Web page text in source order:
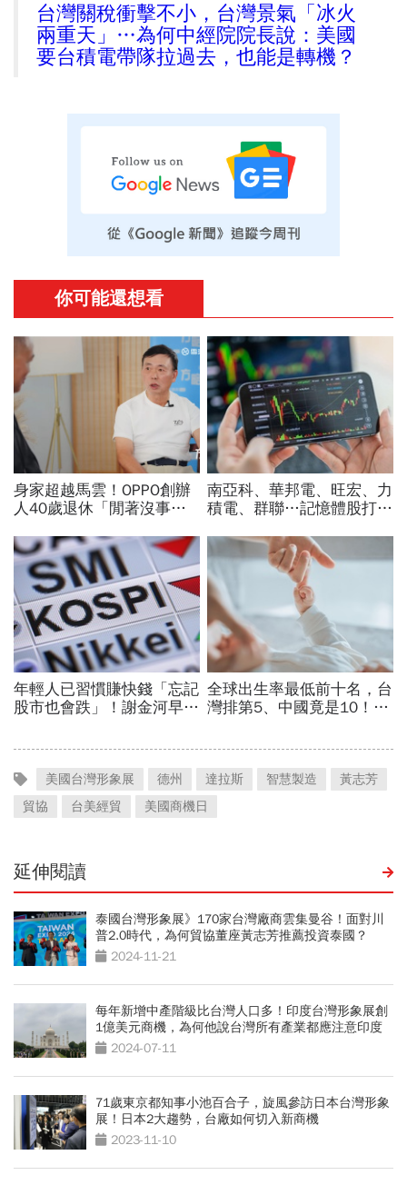
台灣關稅衝擊不小，台灣景氣「冰火
兩重天」…為何中經院院長說：美國
要台積電帶隊拉過去，也能是轉機？
美國台灣形象展 德州 達拉斯 智慧製造
黃志芳
貿協
台美經貿 美國商機日
延伸閱讀
泰國台灣形象展》170家台灣廠商雲集曼谷！面對川
普2.0時代，為何貿協董座黃志芳推薦投資泰國？
2024-11-21
每年新增中產階級比台灣人口多！印度台灣形象展創
1億美元商機，為何他說台灣所有產業都應注意印度
市場？
2024-07-11
71歲東京都知事小池百合子，旋風參訪日本台灣形象
展！日本2大趨勢，台廠如何切入新商機
2023-11-10